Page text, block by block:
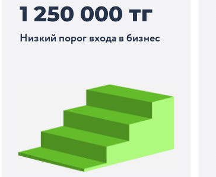
1 250 000 тг
Низкий порог входа в бизнес